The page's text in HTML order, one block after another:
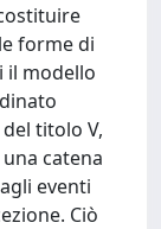
forme di
il modello
titolo V,
catena
eventi
Ciò